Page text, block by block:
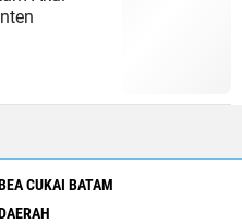
CUKAI BATAM